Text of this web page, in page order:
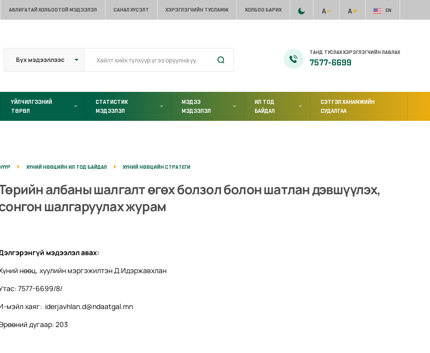
АВЛИГАТАЙ ХОЛБООТОЙ МЭДЭЭЛЭЛ САНАЛ ХҮСЭЛТ ХЭРЭГЛЭГЧИЙН ТУСЛАМЖ ХОЛБОО БАРИХ EN
ТАНД ТУСЛАХ ХЭРЭГЛЭГЧИЙН ЛАВЛАХ
7577-6699
ҮЙЛЧИЛГЭЭНИЙ
ТӨРӨЛ
СТАТИСТИК
МЭДЭЭЛЭЛ
МЭДЭЭ
МЭДЭЭЛЭЛ
ИЛ ТОД
БАЙДАЛ
СЭТГЭЛ ХАНАМЖИЙН
СУДАЛГАА
ХҮНИЙ НӨӨЦИЙН ИЛ ТОД БАЙДАЛ ХҮНИЙ НӨӨЦИЙН СТРАТЕГИ
албаны шалгалт өгөх болзол болон шатлан дэвшүүлэх,
шалгаруулах журам
мэдээлэл авах:
нөөц, хуулийн мэргэжилтэн Д.Идэржавхлан
7577-6699/8/
мэйл хаяг: iderjavhlan.d@ndaatgal.mn
дугаар: 203